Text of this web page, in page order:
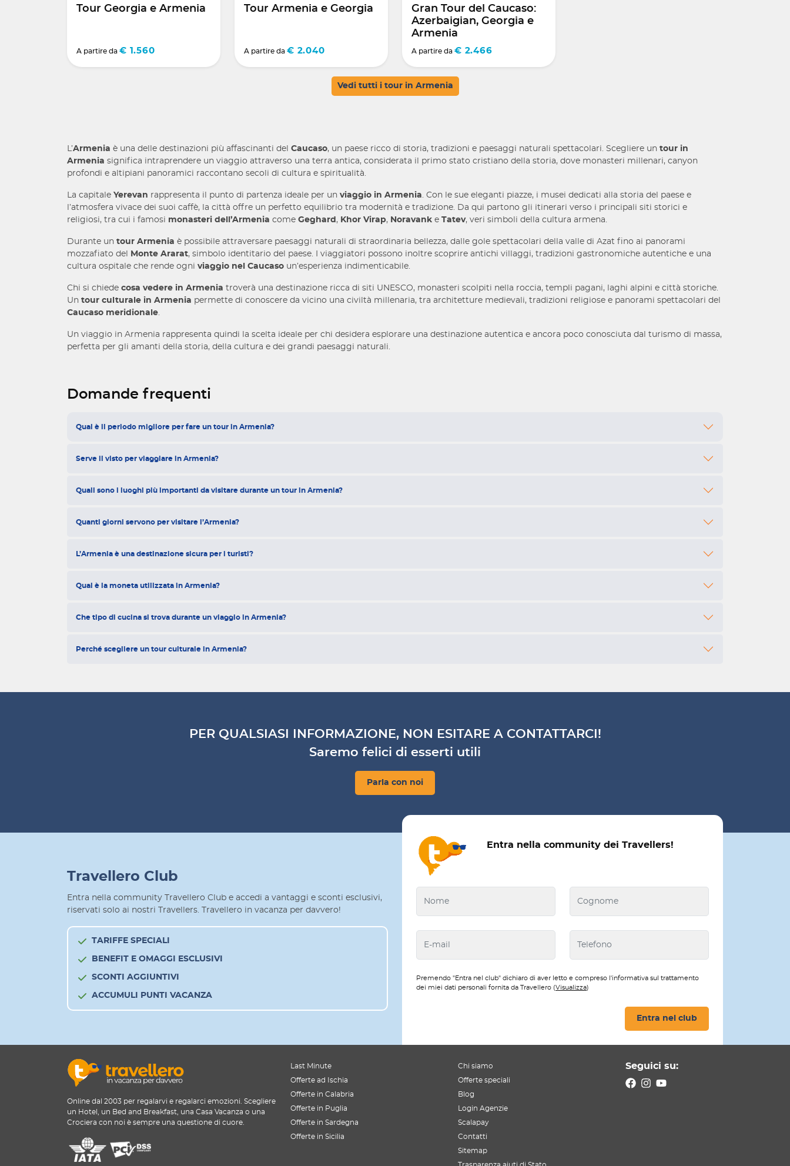
Tour Georgia e Armenia
A partire da € 1.560
Tour Armenia e Georgia
A partire da € 2.040
Gran Tour del Caucaso:
Azerbaigian, Georgia e
Armenia
A partire da € 2.466
Vedi tutti i tour in Armenia
L’Armenia è una delle destinazioni più affascinanti del Caucaso, un paese ricco di storia, tradizioni e paesaggi naturali spettacolari. Scegliere un tour in
Armenia significa intraprendere un viaggio attraverso una terra antica, considerata il primo stato cristiano della storia, dove monasteri millenari, canyon
profondi e altipiani panoramici raccontano secoli di cultura e spiritualità.
La capitale Yerevan rappresenta il punto di partenza ideale per un viaggio in Armenia. Con le sue eleganti piazze, i musei dedicati alla storia del paese e
l’atmosfera vivace dei suoi caffè, la città offre un perfetto equilibrio tra modernità e tradizione. Da qui partono gli itinerari verso i principali siti storici e
religiosi, tra cui i famosi monasteri dell’Armenia come Geghard , Khor Virap, Noravank e Tatev, veri simboli della cultura armena.
Durante un tour Armenia è possibile attraversare paesaggi naturali di straordinaria bellezza, dalle gole spettacolari della valle di Azat fino ai panorami
mozzafiato del
Monte Ararat, simbolo identitario del paese. I viaggiatori possono inoltre scoprire antichi villaggi, tradizioni gastronomiche autentiche e una
cultura ospitale che rende ogni viaggio nel Caucaso un’esperienza indimenticabile.
Chi si chiede cosa vedere in Armenia troverà una destinazione ricca di siti UNESCO, monasteri scolpiti nella roccia, templi pagani, laghi alpini e città storiche.
Un tour culturale in Armenia permette di conoscere da vicino una civiltà millenaria, tra architetture medievali, tradizioni religiose e panorami spettacolari del
Caucaso meridionale.
Un viaggio in Armenia rappresenta quindi la scelta ideale per chi desidera esplorare una destinazione autentica e ancora poco conosciuta dal turismo di massa,
perfetta per gli amanti della storia, della cultura e dei grandi paesaggi naturali.
Domande frequenti
Qual è il periodo migliore per fare un tour in Armenia?
Serve il visto per viaggiare in Armenia?
Quali sono i luoghi più importanti da visitare durante un tour in Armenia?
Quanti giorni servono per visitare l’Armenia?
L’Armenia è una destinazione sicura per i turisti?
Qual è la moneta utilizzata in Armenia?
Che tipo di cucina si trova durante un viaggio in Armenia?
Perché scegliere un tour culturale in Armenia?
PER QUALSIASI INFORMAZIONE, NON ESITARE A CONTATTARCI!
Saremo felici di esserti utili
Parla con noi
Travellero Club
Entra nella community Travellero Club e accedi a vantaggi e sconti esclusivi,
riservati solo ai nostri Travellers. Travellero in vacanza per davvero!
TARIFFE SPECIALI
BENEFIT E OMAGGI ESCLUSIVI
SCONTI AGGIUNTIVI
ACCUMULI PUNTI VACANZA
Entra nella community dei Travellers!
Premendo "Entra nel club" dichiaro di aver letto e compreso l'informativa sul trattamento
dei miei dati personali fornita da Travellero (Visualizza)
Entra nel club
Online dal 2003 per regalarvi e regalarci emozioni. Scegliere
un Hotel, un Bed and Breakfast, una Casa Vacanza o una
Crociera con noi è sempre una questione di cuore.
Last Minute
Offerte ad Ischia
Offerte in Calabria
Offerte in Puglia
Offerte in Sardegna
Offerte in Sicilia
Chi siamo
Offerte speciali
Blog
Login Agenzie
Scalapay
Contatti
Sitemap
Seguici su: